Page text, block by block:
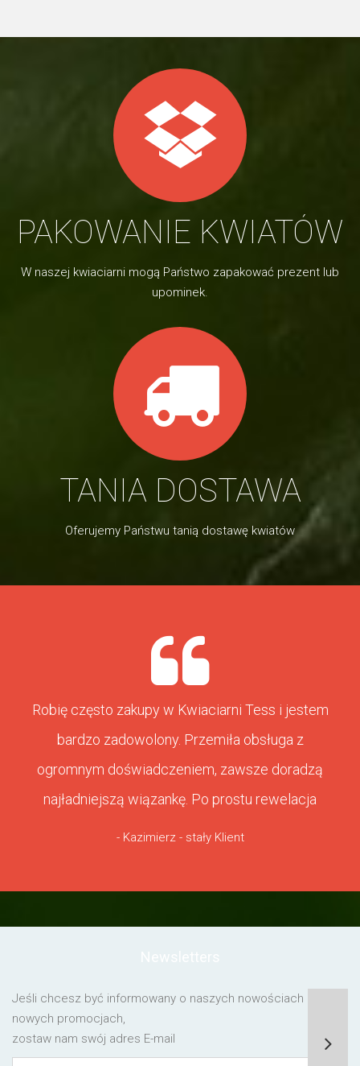
PAKOWANIE KWIATÓW
W naszej kwiaciarni mogą Państwo zapakować prezent lub
upominek.
TANIA DOSTAWA
Oferujemy Państwu tanią dostawę kwiatów
Robię często zakupy w Kwiaciarni Tess i jestem
bardzo zadowolony. Przemiła obsługa z
ogromnym doświadczeniem, zawsze doradzą
najładniejszą wiązankę. Po prostu rewelacja
- Kazimierz - stały Klient
Jeśli chcesz być informowany o naszych nowościach lub o
nowych promocjach,
zostaw nam swój adres E-mail